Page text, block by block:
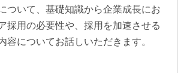
ついて、基礎知識から企業成長にお
採用の必要性や、採用を加速させる
容についてお話しいただきます。